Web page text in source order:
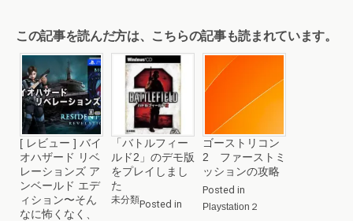
この記事を読んだ方は、こちらの記事も読まれています。
[ レビュー ] バイ
オハザード リベ
レーションズ ア
ンベールド エデ
ィション〜そん
なに怖くなく、
「バトルフィー
ルド2」のデモ版
をプレイしまし
た
Posted in
未分類
ゴーストリコン
2 ファーストミ
ッションの攻略
Posted in
Playstation２